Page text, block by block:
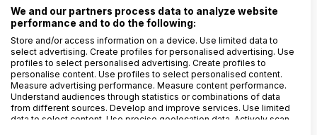
We and our partners process data to analyze website
performance and to do the following:
Store and/or access information on a device. Use limited data to
select advertising. Create profiles for personalised advertising. Use
profiles to select personalised advertising. Create profiles to
personalise content. Use profiles to select personalised content.
Measure advertising performance. Measure content performance.
Understand audiences through statistics or combinations of data
from different sources. Develop and improve services. Use limited
data to select content. Use precise geolocation data. Actively scan